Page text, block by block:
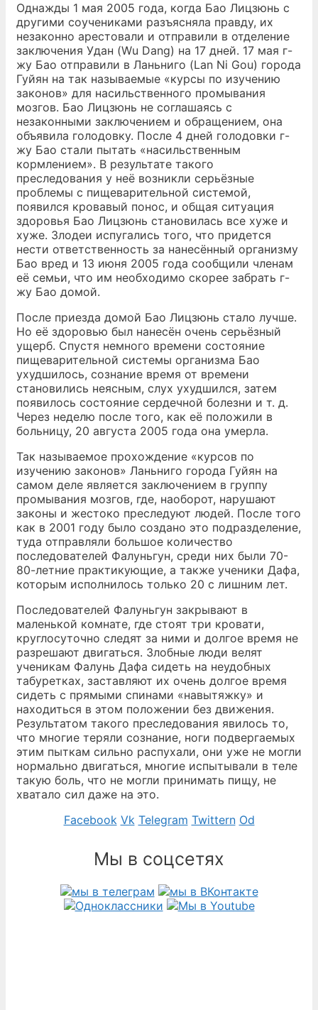
Однажды 1 мая 2005 года, когда Бао Лицзюнь с
другими соучениками разъясняла правду, их
незаконно арестовали и отправили в отделение
заключения Удан (Wu Dang) на 17 дней. 17 мая г-
жу Бао отправили в Ланьниго (Lan Ni Gou) города
Гуйян на так называемые «курсы по изучению
законов» для насильственного промывания
мозгов. Бао Лицзюнь не соглашаясь с
незаконными заключением и обращением, она
объявила голодовку. После 4 дней голодовки г-
жу Бао стали пытать «насильственным
кормлением». В результате такого
преследования у неё возникли серьёзные
проблемы с пищеварительной системой,
появился кровавый понос, и общая ситуация
здоровья Бао Лицзюнь становилась все хуже и
хуже. Злодеи испугались того, что придется
нести ответственность за нанесённый организму
Бао вред и 13 июня 2005 года сообщили членам
её семьи, что им необходимо скорее забрать г-
жу Бао домой.
После приезда домой Бао Лицзюнь стало лучше.
Но её здоровью был нанесён очень серьёзный
ущерб. Спустя немного времени состояние
пищеварительной системы организма Бао
ухудшилось, сознание время от времени
становились неясным, слух ухудшился, затем
появилось состояние сердечной болезни и т. д.
Через неделю после того, как её положили в
больницу, 20 августа 2005 года она умерла.
Так называемое прохождение «курсов по
изучению законов» Ланьниго города Гуйян на
самом деле является заключением в группу
промывания мозгов, где, наоборот, нарушают
законы и жестоко преследуют людей. После того
как в 2001 году было создано это подразделение,
туда отправляли большое количество
последователей Фалуньгун, среди них были 70-
80-летние практикующие, а также ученики Дафа,
которым исполнилось только 20 с лишним лет.
Последователей Фалуньгун закрывают в
маленькой комнате, где стоят три кровати,
круглосуточно следят за ними и долгое время не
разрешают двигаться. Злобные люди велят
ученикам Фалунь Дафа сидеть на неудобных
табуретках, заставляют их очень долгое время
сидеть с прямыми спинами «навытяжку» и
находиться в этом положении без движения.
Результатом такого преследования явилось то,
что многие теряли сознание, ноги подвергаемых
этим пыткам сильно распухали, они уже не могли
нормально двигаться, многие испытывали в теле
такую боль, что не могли принимать пищу, не
хватало сил даже на это.
Facebook Vk Telegram Twittern Od
Мы в соцсетях